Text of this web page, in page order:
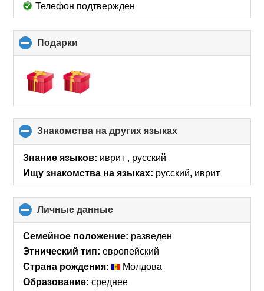
Телефон подтвержден
Подарки
to
contents
Знакомства на других языках
to
Знание языков: иврит , русский
Ищу знакомства на языках: русский, иврит
Личные данные
to
collapse
contents
Семейное положение: разведен
Этнический тип: европейский
Страна рождения:
Молдова
Образование: среднее